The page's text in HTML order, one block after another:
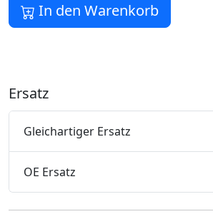
In den Warenkorb
Ersatz
Gleichartiger Ersatz
OE Ersatz